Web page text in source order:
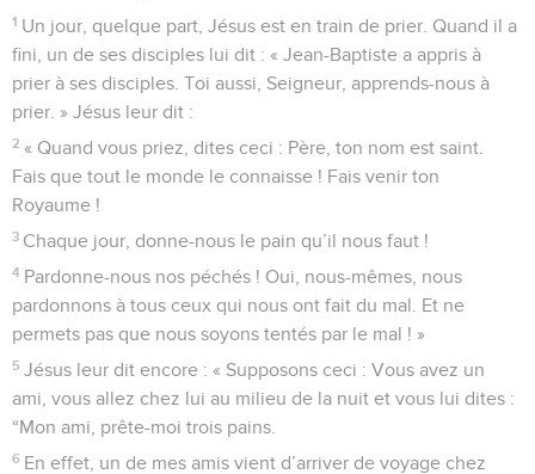
1 Un jour, quelque part, Jésus est en train de prier. Quand il a
fini, un de ses disciples lui dit : « Jean-Baptiste a appris à
prier à ses disciples. Toi aussi, Seigneur, apprends-nous à
prier. » Jésus leur dit :
2 « Quand vous priez, dites ceci : Père, ton nom est saint.
Fais que tout le monde le connaisse ! Fais venir ton
Royaume !
3 Chaque jour, donne-nous le pain qu’il nous faut !
4 Pardonne-nous nos péchés ! Oui, nous-mêmes, nous
pardonnons à tous ceux qui nous ont fait du mal. Et ne
permets pas que nous soyons tentés par le mal ! »
5 Jésus leur dit encore : « Supposons ceci : Vous avez un
ami, vous allez chez lui au milieu de la nuit et vous lui dites :
“Mon ami, prête-moi trois pains.
6 En effet, un de mes amis vient d’arriver de voyage chez